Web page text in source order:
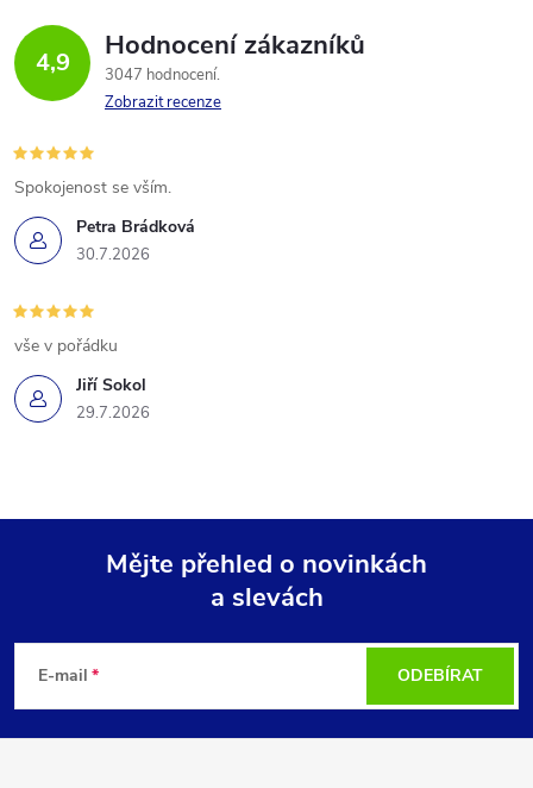
4,9 Hodnocení zákazníků
3047 hodnocení
Zobrazit recenze
Petra Brádková
30.7.2026
Spokojenost se vším.
Jiří Sokol
29.7.2026
vše v pořádku
p
Mějte přehled o novinkách
a slevách
E-mail ODEBÍRAT